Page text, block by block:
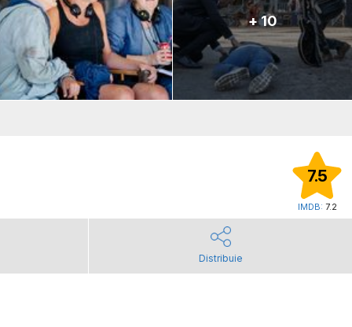
+ 10
7.5
IMDB: 7.2
Distribuie